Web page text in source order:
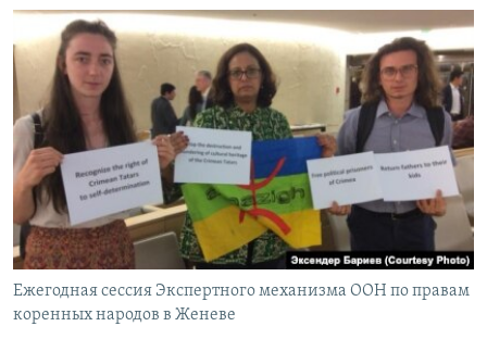
Ежегодная сессия Экспертного механизма ООН по правам
коренных народов в Женеве